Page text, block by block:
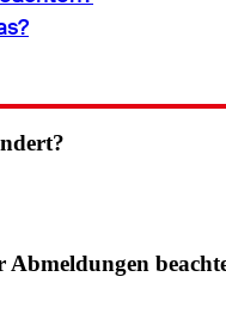
Abmeldungen